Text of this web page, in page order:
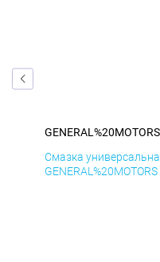
Смазка